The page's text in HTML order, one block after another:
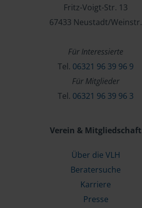
Fritz-Voigt-Str. 13
67433 Neustadt/Weinstr.
Für Interessierte
Tel. 06321 96 39 96 9
Für Mitglieder
Tel. 06321 96 39 96 3
Verein & Mitgliedschaft
Über die VLH
Beratersuche
Karriere
Presse